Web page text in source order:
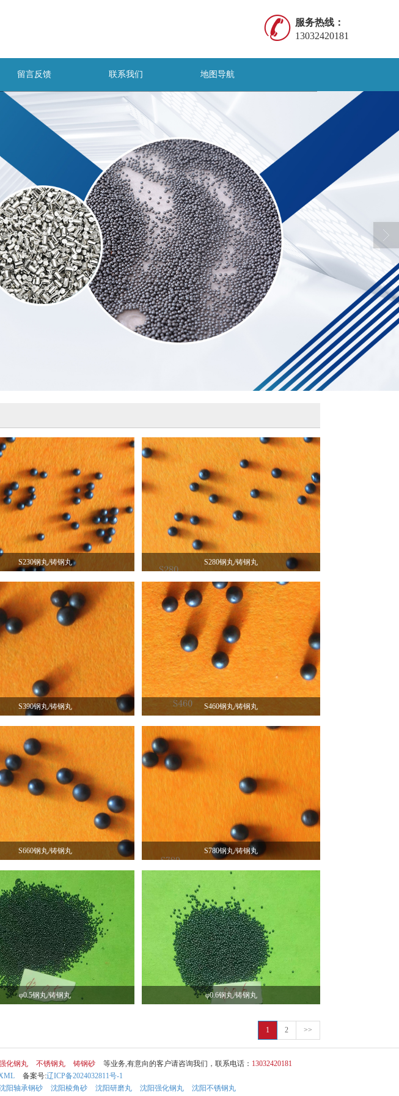
服务热线：
13032420181
留言反馈 联系我们 地图导航
S230钢丸/铸钢丸 S280钢丸/铸钢丸
S390钢丸/铸钢丸 S460钢丸/铸钢丸
S660钢丸/铸钢丸 S780钢丸/铸钢丸
φ0.5钢丸/铸钢丸 φ0.6钢丸/铸钢丸
1 2 >>
化钢丸 不锈钢丸 铸钢砂 等业务,有意向的客户请咨询我们，联系电话： 13032420181
备案号:辽ICP备2024032811号-1
阳轴承钢砂 沈阳棱角砂 沈阳研磨丸 沈阳强化钢丸 沈阳不锈钢丸